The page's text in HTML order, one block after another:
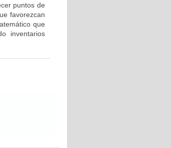
puntos de
favorezcan
que
inventarios